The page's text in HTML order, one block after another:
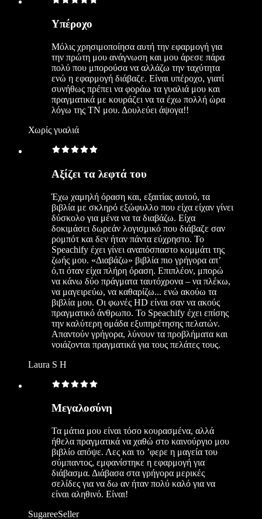
Υπέροχο
Μόλις χρησιμοποίησα αυτή την εφαρμογή για
την πρώτη μου ανάγνωση και μου άρεσε πάρα
πολύ που μπορούσα να αλλάζω την ταχύτητα
ενώ η εφαρμογή διάβαζε. Είναι υπέροχο, γιατί
συνήθως πρέπει να φοράω τα γυαλιά μου και
πραγματικά με κουράζει να τα έχω πολλή ώρα
λόγω της TN μου. Δουλεύει άψογα!!
Χωρίς γυαλιά
Αξίζει τα λεφτά του
Έχω χαμηλή όραση και, εξαιτίας αυτού, τα
βιβλία με σκληρό εξώφυλλο που είχα είχαν γίνει
δύσκολο για μένα να τα διαβάζω. Είχα
δοκιμάσει δωρεάν λογισμικό που διάβαζε σαν
ρομπότ και δεν ήταν πάντα εύχρηστο. Το
Speachify έχει γίνει αναπόσπαστο κομμάτι της
ζωής μου. «Διαβάζω» βιβλία πιο γρήγορα απ’
ό,τι όταν είχα πλήρη όραση. Επιπλέον, μπορώ
να κάνω δύο πράγματα ταυτόχρονα – να πλέκω,
να μαγειρεύω, να καθαρίζω... ενώ ακούω τα
βιβλία μου. Οι φωνές HD είναι σαν να ακούς
πραγματικό άνθρωπο. Το Speachify έχει επίσης
την καλύτερη ομάδα εξυπηρέτησης πελατών.
Απαντούν γρήγορα, λύνουν τα προβλήματα και
νοιάζονται πραγματικά για τους πελάτες τους.
Laura S H
Μεγαλοσύνη
Τα μάτια μου είναι τόσο κουρασμένα, αλλά
ήθελα πραγματικά να χαθώ στο καινούργιο μου
βιβλίο απόψε. Λες και το ’φερε η μαγεία του
σύμπαντος, εμφανίστηκε η εφαρμογή για
διάβασμα. Διάβασα στα γρήγορα μερικές
σελίδες για να δω αν ήταν πολύ καλό για να
είναι αληθινό. Είναι!
SugareeSeller